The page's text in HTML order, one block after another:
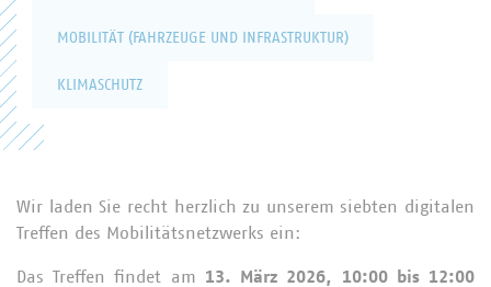
MOBILITÄT (FAHRZEUGE UND INFRASTRUKTUR)
KLIMASCHUTZ
Wir laden Sie recht herzlich zu unserem siebten digitalen
Treffen des Mobilitätsnetzwerks ein:
Das Treffen findet am 13. März 2026, 10:00 bis 12:00